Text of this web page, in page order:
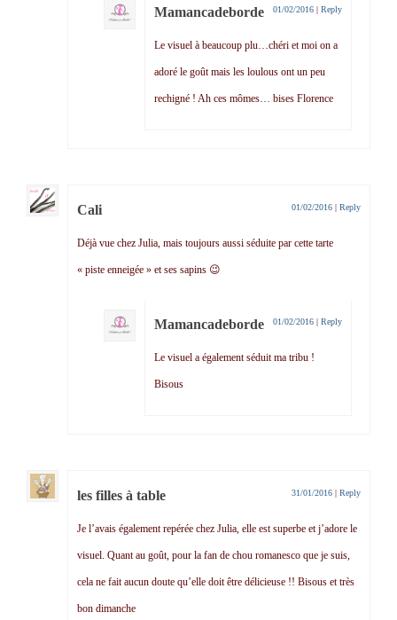
Mamancadeborde 01/02/2016 | Reply
Le visuel à beaucoup plu…chéri et moi on a
adoré le goût mais les loulous ont un peu
rechigné ! Ah ces mômes… bises Florence
Cali 01/02/2016 | Reply
Déjà vue chez Julia, mais toujours aussi séduite par cette tarte
« piste enneigée » et ses sapins 😉
Mamancadeborde 01/02/2016 | Reply
Le visuel a également séduit ma tribu !
Bisous
les filles à table 31/01/2016 | Reply
Je l’avais également repérée chez Julia, elle est superbe et j’adore le
visuel. Quant au goût, pour la fan de chou romanesco que je suis,
cela ne fait aucun doute qu’elle doit être délicieuse !! Bisous et très
bon dimanche